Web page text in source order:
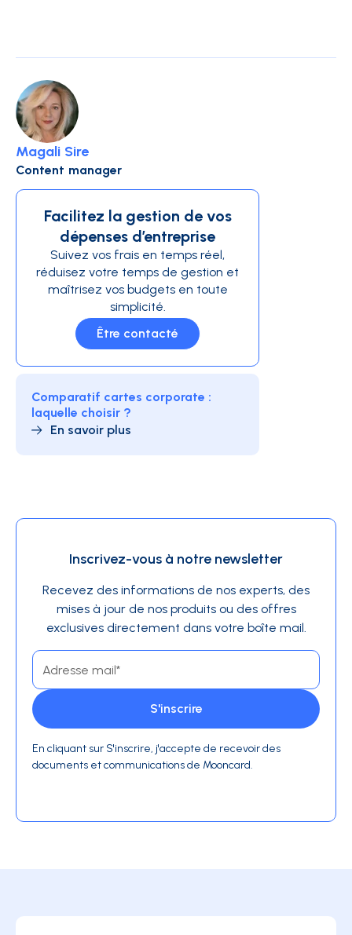
Magali Sire
Content manager
Facilitez la gestion de vos
dépenses d’entreprise
Suivez vos frais en temps réel,
réduisez votre temps de gestion et
maîtrisez vos budgets en toute
simplicité.
Être contacté
Comparatif cartes corporate :
laquelle choisir ?
En savoir plus
Inscrivez-vous à notre newsletter
Recevez des informations de nos experts, des
mises à jour de nos produits ou des offres
exclusives directement dans votre boîte mail.
En cliquant sur S'inscrire, j'accepte de recevoir des
documents et communications de Mooncard.